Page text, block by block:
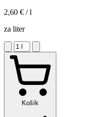
2,60 € / l
za liter
Košík